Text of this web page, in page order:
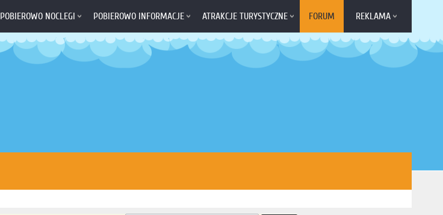
POBIEROWO NOCLEGI POBIEROWO INFORMACJE ATRAKCJE TURYSTYCZNE FORUM REKLAMA